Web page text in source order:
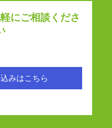
にご相談くださ
みはこちら